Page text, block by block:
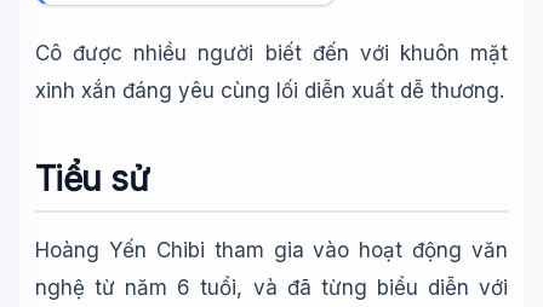
Cô được nhiều người biết đến với khuôn mặt
xinh xắn đáng yêu cùng lối diễn xuất dễ thương.
Tiểu sử
Hoàng Yến Chibi tham gia vào hoạt động văn
nghệ từ năm 6 tuổi, và đã từng biểu diễn với